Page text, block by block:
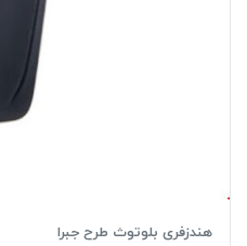
هندزفری بلوتوث طرح جبرا